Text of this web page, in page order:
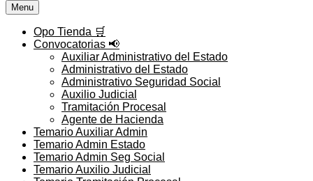
Menu
Opo Tienda 🛒
Convocatorias 📢
Auxiliar Administrativo del Estado
Administrativo del Estado
Administrativo Seguridad Social
Auxilio Judicial
Tramitación Procesal
Agente de Hacienda
Temario Auxiliar Admin
Temario Admin Estado
Temario Admin Seg Social
Temario Auxilio Judicial